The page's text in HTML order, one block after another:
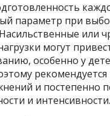
параметр при
или
могут
особенно у
рекомендуется
и постепенно
и интенсивности.